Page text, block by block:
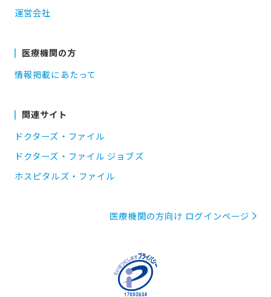
運営会社
医療機関の方
情報掲載にあたって
関連サイト
ドクターズ・ファイル
ドクターズ・ファイル ジョブズ
ホスピタルズ・ファイル
医療機関の方向け ログインページ